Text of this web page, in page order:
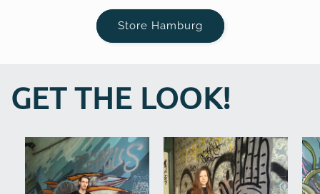
Store Hamburg
GET THE LOOK!